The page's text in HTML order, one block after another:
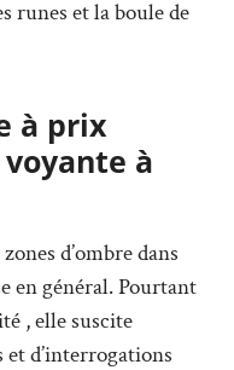
runes et la boule de
à prix
à
d’ombre dans
en général. Pourtant
, elle suscite
d’interrogations